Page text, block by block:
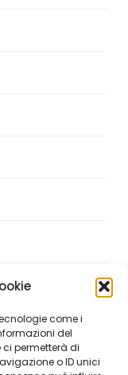
come i
del
permetterà di
o ID unici